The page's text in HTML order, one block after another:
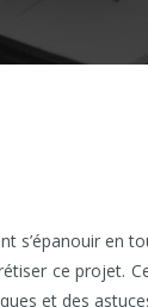
s’épanouir
ce
et des